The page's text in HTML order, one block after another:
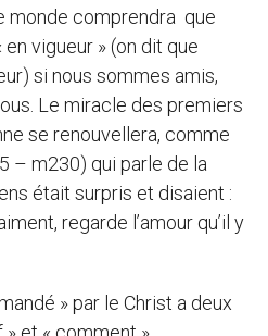
monde comprendra que
en vigueur » (on dit que
si nous sommes amis,
Le miracle des premiers
se renouvellera, comme
– m230) qui parle de la
était surpris et disaient :
regarde l’amour qu’il y
» par le Christ a deux